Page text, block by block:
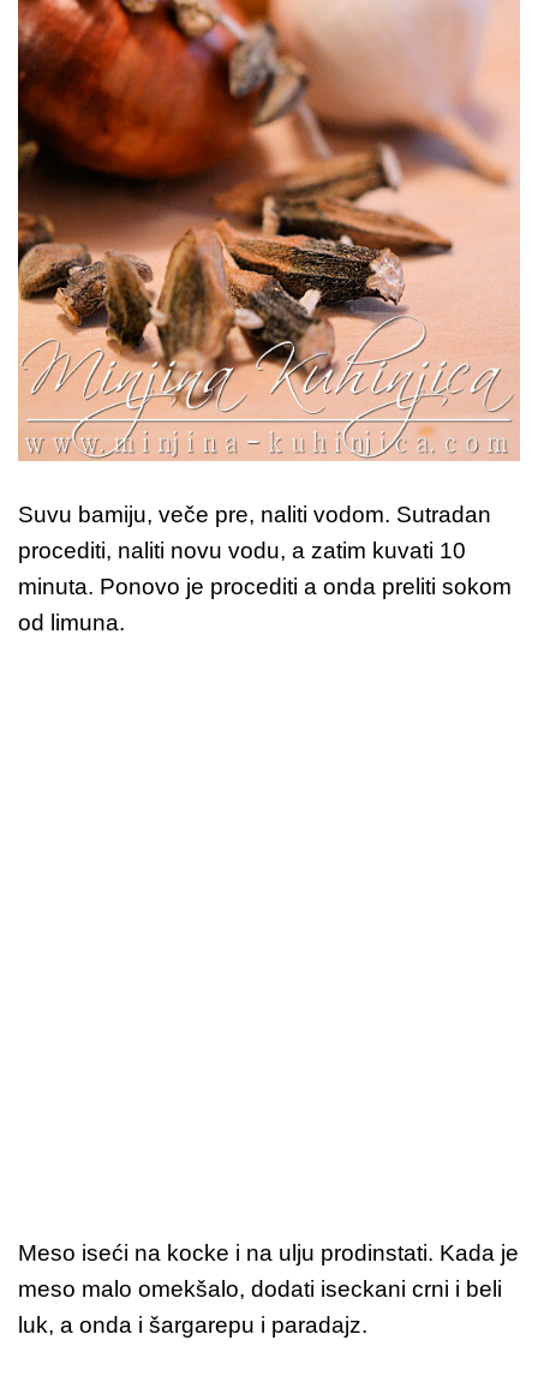
Suvu bamiju, veče pre, naliti vodom. Sutradan
procediti, naliti novu vodu, a zatim kuvati 10
minuta. Ponovo je procediti a onda preliti sokom
od limuna.
Meso iseći na kocke i na ulju prodinstati. Kada je
meso malo omekšalo, dodati iseckani crni i beli
luk, a onda i šargarepu i paradajz.